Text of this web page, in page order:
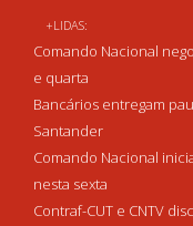
+LIDAS:
Comando Nacional
e quarta
Bancários entregam
Santander
Comando Nacional
nesta sexta
Contraf-CUT e CNTV